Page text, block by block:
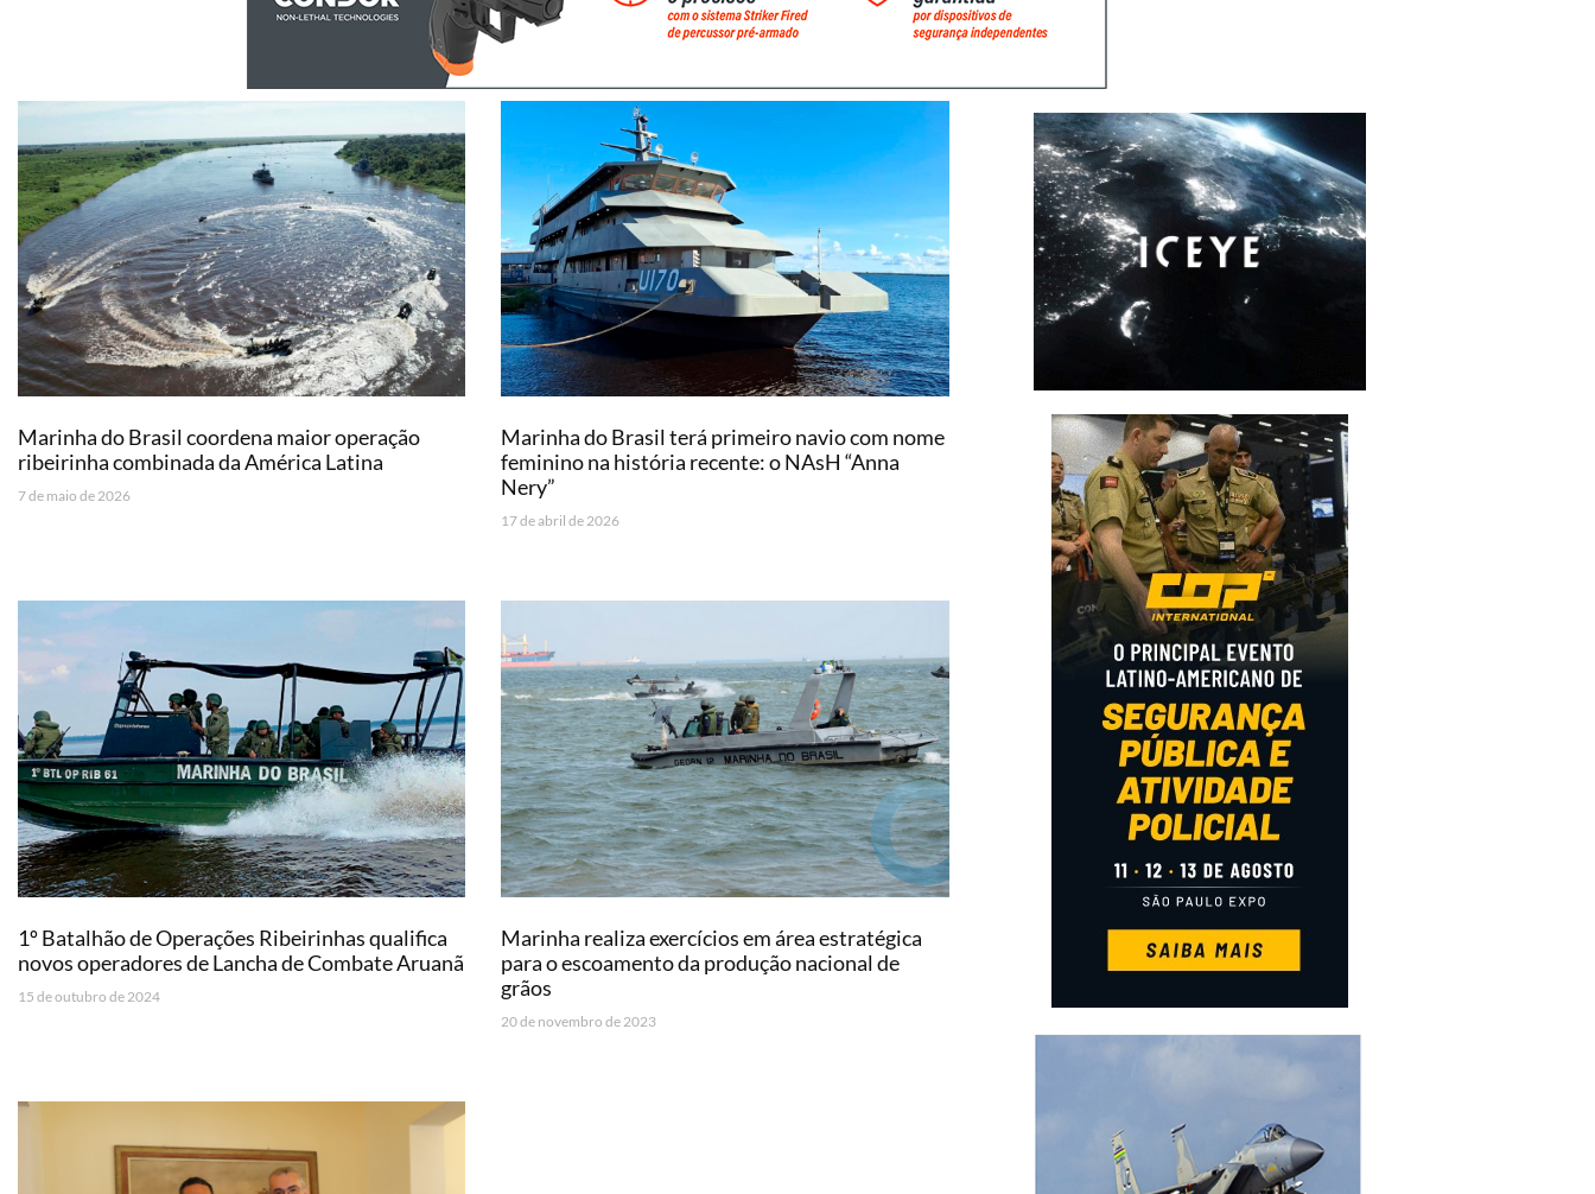
Marinha do Brasil coordena maior operação
ribeirinha combinada da América Latina
7 de maio de 2026
Marinha do Brasil terá primeiro navio com nome
feminino na história recente: o NAsH “Anna
Nery”
17 de abril de 2026
1º Batalhão de Operações Ribeirinhas qualifica
novos operadores de Lancha de Combate Aruanã
15 de outubro de 2024
Marinha realiza exercícios em área estratégica
para o escoamento da produção nacional de
grãos
20 de novembro de 2023